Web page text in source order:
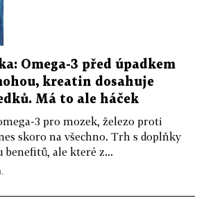
Omega-3 před úpadkem
kreatin dosahuje
Má to ale háček
3 pro mozek, železo proti
skoro na všechno. Trh s doplňky
benefitů, ale které z...